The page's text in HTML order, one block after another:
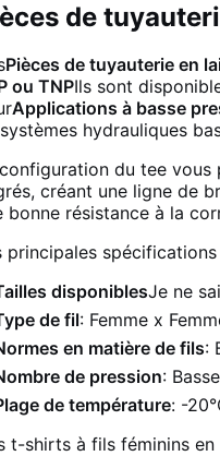
de
Pièces de tuyauterie en
ou TNPIls sont
Applications à basse
hydrauliques
du tee vous
créant une ligne de
bonne résistance à la
principales
disponiblesJe ne
de fil: Femme x
en matière de fils:
de pression:
de température: -
t-shirts à fils féminins